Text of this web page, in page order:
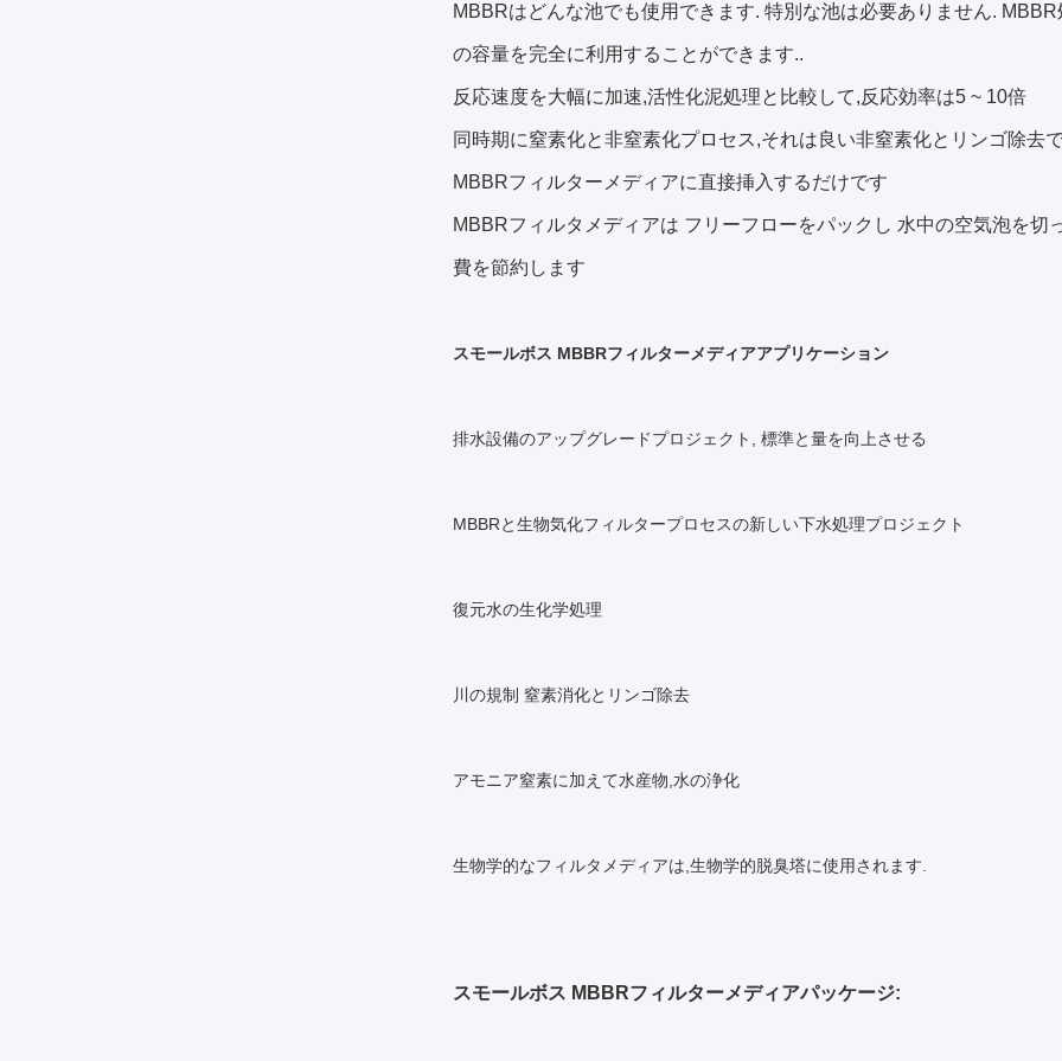
MBBRはどんな池でも使用できます. 特別な池は必要ありません.
の容量を完全に利用することができます..
反応速度を大幅に加速,活性化泥処理と比較して,反応効率は5 ~ 10倍
同時期に窒素化と非窒素化プロセス,それは良い非窒素化とリンゴ除去
MBBRフィルターメディアに直接挿入するだけです
MBBRフィルタメディアは フリーフローをパックし 水中の空気泡を切
費を節約します
スモールボス MBBRフィルターメディアアプリケーション
排水設備のアップグレードプロジェクト, 標準と量を向上させる
MBBRと生物気化フィルタープロセスの新しい下水処理プロジェクト
復元水の生化学処理
川の規制 窒素消化とリンゴ除去
アモニア窒素に加えて水産物,水の浄化
生物学的なフィルタメディアは,生物学的脱臭塔に使用されます.
スモールボス MBBRフィルターメディアパッケージ: